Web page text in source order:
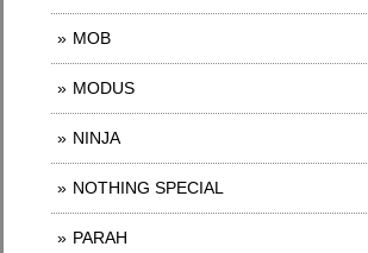
MOB
MODUS
NINJA
NOTHING SPECIAL
PARAH